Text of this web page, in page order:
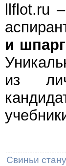
llflot.ru
и
из
Свиньи